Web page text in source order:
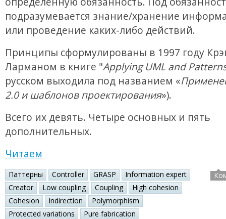
подразумевается знание/хранение
или проведение каких-либо действий.
Принципы сформулированы в 1997 году
Ларманом в книге "Applying UML and
русском выходила под названием «
2.0 и шаблонов проектирования»).
Всего их девять. Четыре основных и пять
дополнительных.
Читаем
Паттерны Controller GRASP
Information expert
Creator
Low coupling Coupling
High cohesion
Cohesion
Indirection
Polymorphism
Protected variations
Pure fabrication